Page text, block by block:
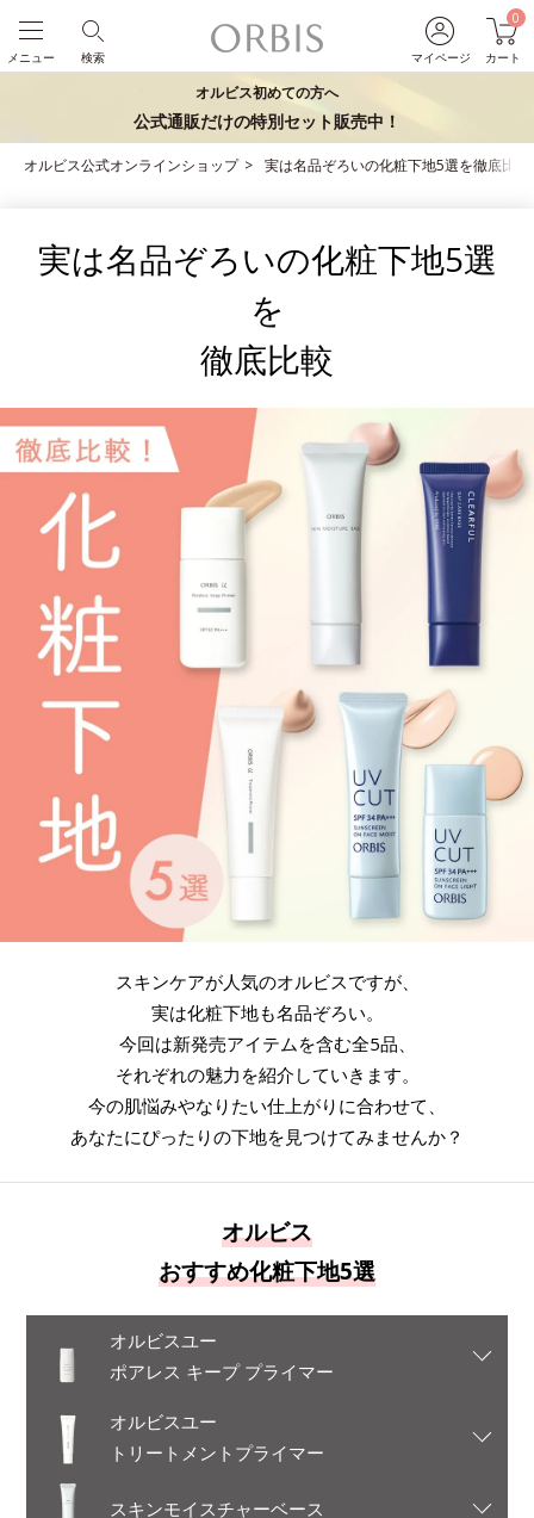
マイページ
0
カート
検索
メニュー
オルビス初めての方へ
公式通販だけの特別セット販売中！
オルビス公式オンラインショップ 実は名品ぞろいの化粧下地5選を徹底比較
実は名品ぞろいの化粧下地5選
を
徹底比較
スキンケアが人気のオルビスですが、
実は化粧下地も名品ぞろい。
今回は新発売アイテムを含む全5品、
それぞれの魅力を紹介していきます。
今の肌悩みやなりたい仕上がりに合わせて、
あなたにぴったりの下地を見つけてみませんか？
オルビス
おすすめ化粧下地5選
オルビスユー
ポアレス キープ プライマー
オルビスユー
トリートメントプライマー
スキンモイスチャーベース